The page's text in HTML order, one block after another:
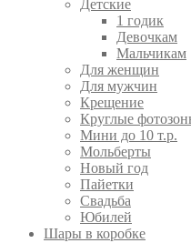
Детские
1 годик
Девочкам
Мальчикам
Для женщин
Для мужчин
Крещение
Круглые
Мини до 10 т.р.
Мольберты
Новый год
Пайетки
Свадьба
Юбилей
Шары в коробке